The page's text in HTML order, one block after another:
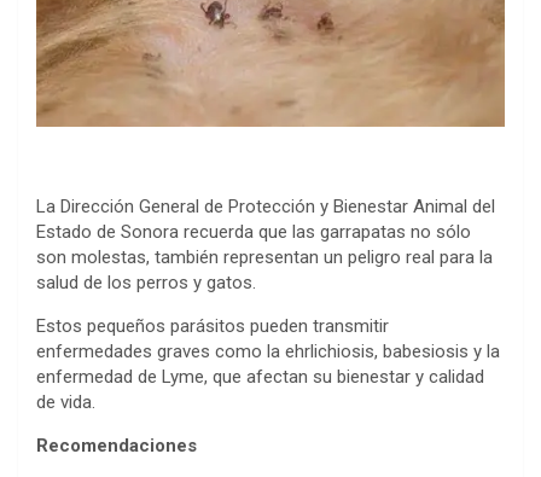
La Dirección General de Protección y Bienestar Animal del
Estado de Sonora recuerda que las garrapatas no sólo
son molestas, también representan un peligro real para la
salud de los perros y gatos.
Estos pequeños parásitos pueden transmitir
enfermedades graves como la ehrlichiosis, babesiosis y la
enfermedad de Lyme, que afectan su bienestar y calidad
de vida.
Recomendaciones